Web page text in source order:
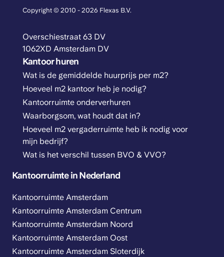
Copyright © 2010 - 2026 Flexas B.V.
Overschiestraat 63 DV
1062XD Amsterdam DV
Kantoor huren
Wat is de gemiddelde huurprijs per m2?
Hoeveel m2 kantoor heb je nodig?
Kantoorruimte onderverhuren
Waarborgsom, wat houdt dat in?
Hoeveel m2 vergaderruimte heb ik nodig voor
mijn bedrijf?
Wat is het verschil tussen BVO & VVO?
Kantoorruimte in Nederland
Kantoorruimte Amsterdam
Kantoorruimte Amsterdam Centrum
Kantoorruimte Amsterdam Noord
Kantoorruimte Amsterdam Oost
Kantoorruimte Amsterdam Sloterdijk